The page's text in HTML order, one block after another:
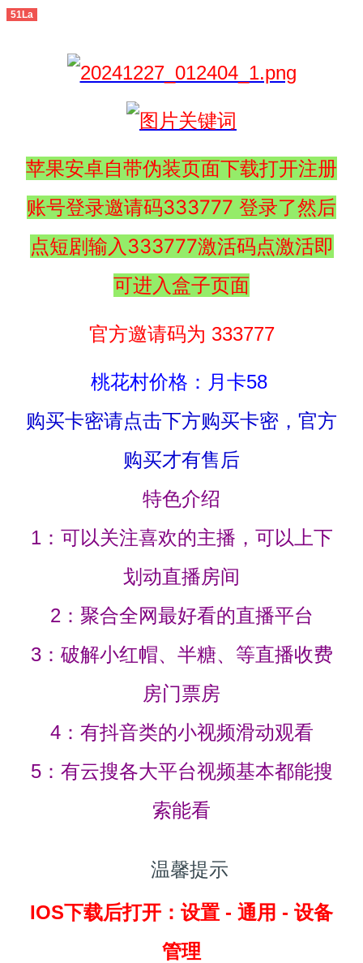
51La
苹果安卓自带伪装页面下载打开注册
账号登录邀请码333777 登录了然后
点短剧输入333777激活码点激活即
可进入盒子页面
官方邀请码为 333777
桃花村价格：月卡58
购买卡密请点击下方购买卡密，官方
购买才有售后
特色介绍
1：可以关注喜欢的主播，可以上下
划动直播房间
2：聚合全网最好看的直播平台
3：破解小红帽、半糖、等直播收费
房门票房
4：有抖音类的小视频滑动观看
5：有云搜各大平台视频基本都能搜
索能看
温馨提示
IOS下载后打开：设置 - 通用 - 设备
管理